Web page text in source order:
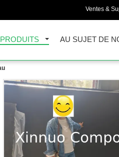
Ventes &
PRODUITS AU SUJET DE